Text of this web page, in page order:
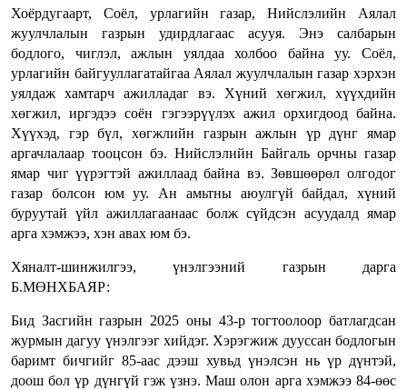
Хоёрдугаарт, Соёл, урлагийн газар, Нийслэлийн Аялал
жуулчлалын газрын удирдлагаас асууя. Энэ салбарын
бодлого, чиглэл, ажлын уялдаа холбоо байна уу. Соёл,
урлагийн байгууллагатайгаа Аялал жуулчлалын газар хэрхэн
уялдаж хамтарч ажилладаг вэ. Хүний хөгжил, хүүхдийн
хөгжил, иргэдээ соён гэгээрүүлэх ажил орхигдоод байна.
Хүүхэд, гэр бүл, хөгжлийн газрын ажлын үр дүнг ямар
аргачлалаар тооцсон бэ. Нийслэлийн Байгаль орчны газар
ямар чиг үүрэгтэй ажиллаад байна вэ. Зөвшөөрөл олгодог
газар болсон юм уу. Ан амьтны аюулгүй байдал, хүний
буруутай үйл ажиллагаанаас болж сүйдсэн асуудалд ямар
арга хэмжээ, хэн авах юм бэ.
Хяналт-шинжилгээ, үнэлгээний газрын дарга
Б.МӨНХБАЯР:
Бид Засгийн газрын 2025 оны 43-р тогтоолоор батлагдсан
журмын дагуу үнэлгээг хийдэг. Хэрэгжиж дууссан бодлогын
баримт бичгийг 85-аас дээш хувьд үнэлсэн нь үр дүнтэй,
доош бол үр дүнгүй гэж үзнэ. Маш олон арга хэмжээ 84-өөс